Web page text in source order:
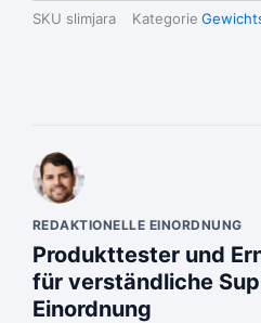
SKU slimjara Kategorie
REDAKTIONELLE EINORDNUNG
Produkttester und
für verständliche
Einordnung